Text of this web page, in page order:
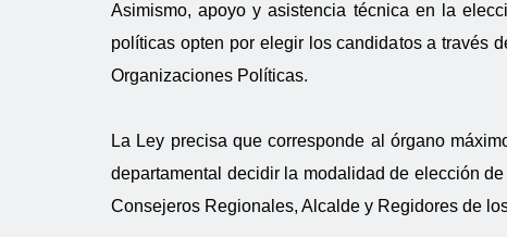
Asimismo, apoyo y asistencia técnica en la
políticas opten por elegir los candidatos a través
Organizaciones Políticas.
La Ley precisa que corresponde al órgano
departamental decidir la modalidad de elección
Consejeros Regionales, Alcalde y Regidores de